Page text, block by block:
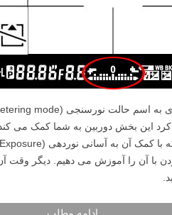
این بخش دوربین به شما کمک می
با آن را آموزش می دهیم. دیگر وقت